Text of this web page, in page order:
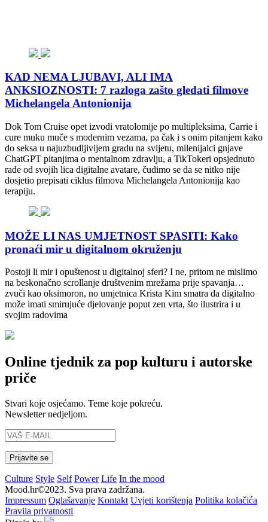
KAD NEMA LJUBAVI, ALI IMA
ANKSIOZNOSTI: 7 razloga zašto gledati filmove
Michelangela Antonionija
Dok Tom Cruise opet izvodi vratolomije po multipleksima, Carrie i
cure muku muče s modernim vezama, pa čak i s onim pitanjem kako
do seksa u najuzbudljivijem gradu na svijetu, milenijalci gnjave
ChatGPT pitanjima o mentalnom zdravlju, a TikTokeri opsjednuto
rade od svojih lica digitalne avatare, čudimo se da se nitko nije
dosjetio prepisati ciklus filmova Michelangela Antonionija kao
terapiju.
MOŽE LI NAS UMJETNOST SPASITI: Kako
pronaći mir u digitalnom okruženju
Postoji li mir i opuštenost u digitalnoj sferi? I ne, pritom ne mislimo
na beskonačno scrollanje društvenim mrežama prije spavanja…
zvuči kao oksimoron, no umjetnica Krista Kim smatra da digitalno
može imati smirujuće djelovanje poput zen vrta, što ilustrira i u
svojim radovima
Online tjednik za pop kulturu i autorske
priče
Stvari koje osjećamo. Teme koje pokreću.
Newsletter nedjeljom.
Culture Style Self Power Life In the mood
Mood.hr©2023. Sva prava zadržana.
Impressum Oglašavanje Kontakt Uvjeti korištenja Politika kolačića
Pravila privatnosti